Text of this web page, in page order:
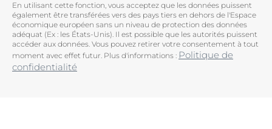
En utilisant cette fonction, vous acceptez que les données puissent
également être transférées vers des pays tiers en dehors de l'Espace
économique européen sans un niveau de protection des données
adéquat (Ex : les États-Unis). Il est possible que les autorités puissent
accéder aux données. Vous pouvez retirer votre consentement à tout
moment avec effet futur. Plus d'informations : Politique de
confidentialité